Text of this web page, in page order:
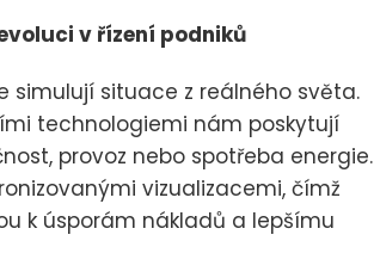
v řízení podniků
simulují situace z reálného světa.
technologiemi nám poskytují
provoz nebo spotřeba energie.
vizualizacemi, čímž
k úsporám nákladů a lepšímu